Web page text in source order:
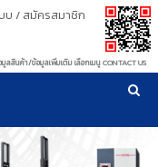
รื่องมาตรฐานการให้บริการ
บ / สมัครสมาชิก
ลสินค้า/ข้อมูลเพิ่มเติม เลือกเมนู CONTACT US